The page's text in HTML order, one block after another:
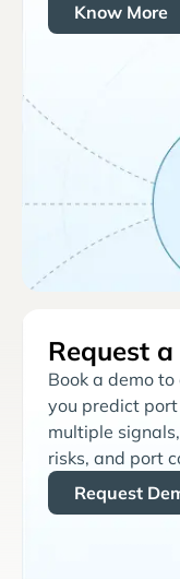
Know More
Request
Book a demo
you predict
multiple
risks, and port
Request